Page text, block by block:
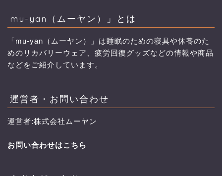
mu-yan（ムーヤン）」とは
「mu-yan（ムーヤン）」は睡眠のための寝具や休養のた
めのリカバリーウェア、疲労回復グッズなどの情報や商品
などをご紹介しています。
運営者・お問い合わせ
運営者:株式会社ムーヤン
お問い合わせはこちら